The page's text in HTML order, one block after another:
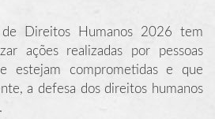
Direitos Humanos 2026 tem
ações realizadas por pessoas
estejam comprometidas e que
a defesa dos direitos humanos